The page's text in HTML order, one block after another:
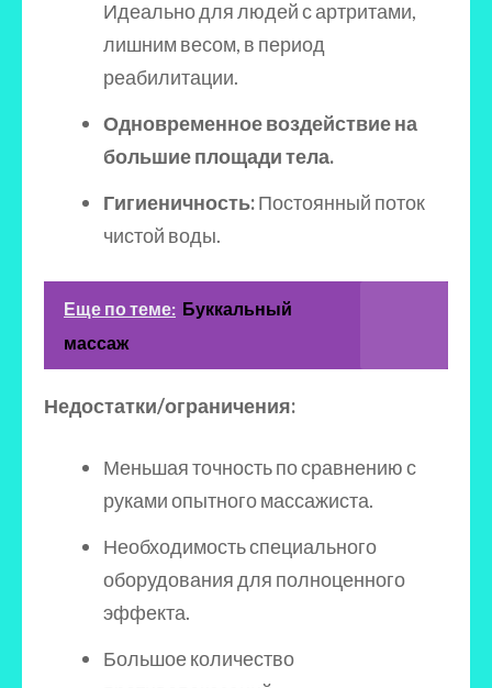
Идеально для людей с артритами,
лишним весом, в период
реабилитации.
Одновременное воздействие на
большие площади тела.
Гигиеничность:Постоянный поток
чистой воды.
Еще по теме: Буккальный
массаж
Недостатки/ограничения:
Меньшая точность по сравнению с
руками опытного массажиста.
Необходимость специального
оборудования для полноценного
эффекта.
Большое количество